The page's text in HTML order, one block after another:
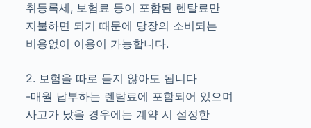
취등록세, 보험료 등이 포함된 렌탈료만
지불하면 되기 때문에 당장의 소비되는
비용없이 이용이 가능합니다.
2. 보험을 따로 들지 않아도 됩니다
-매월 납부하는 렌탈료에 포함되어 있으며
사고가 났을 경우에는 계약 시 설정한